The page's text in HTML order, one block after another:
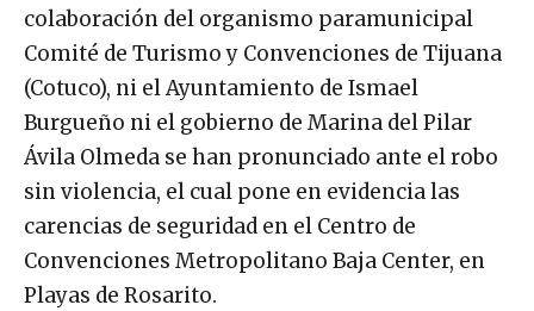
colaboración del organismo paramunicipal
Comité de Turismo y Convenciones de Tijuana
(Cotuco), ni el Ayuntamiento de Ismael
Burgueño ni el gobierno de Marina del Pilar
Ávila Olmeda se han pronunciado ante el robo
sin violencia, el cual pone en evidencia las
carencias de seguridad en el Centro de
Convenciones Metropolitano Baja Center, en
Playas de Rosarito.